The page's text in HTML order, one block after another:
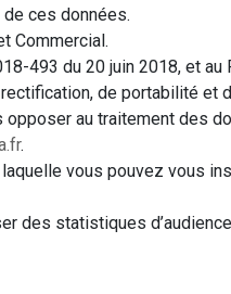
ces données.
Commercial.
493 du 20 juin 2018, et au
de portabilité et
au traitement des
.
vous pouvez vous
des statistiques